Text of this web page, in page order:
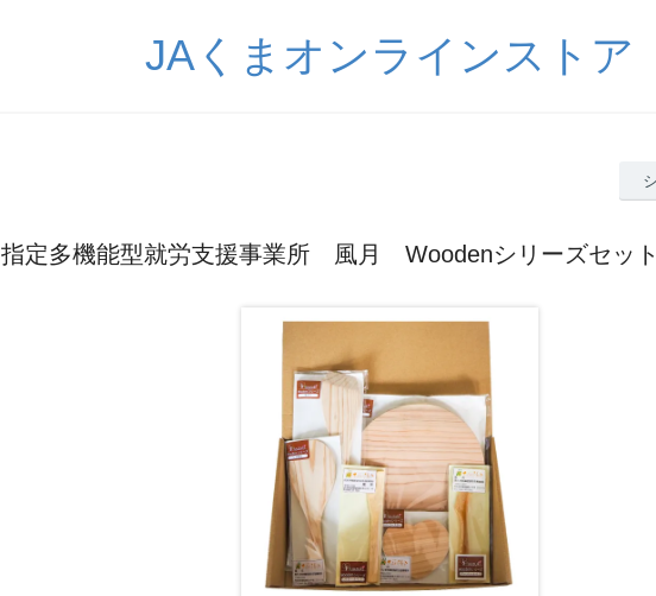
JAくまオンラインストア
指定多機能型就労支援事業所 風月 Woodenシリーズセッ